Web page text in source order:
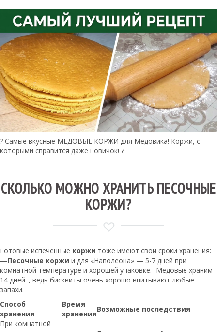
? Самые вкусные МЕДОВЫЕ КОРЖИ для Медовика! Коржи, с
которыми справится даже новичок! ?
СКОЛЬКО МОЖНО ХРАНИТЬ ПЕСОЧНЫЕ
КОРЖИ?
Готовые испечённые коржи тоже имеют свои сроки хранения:
—Песочные коржи и для «Наполеона» — 5-7 дней при
комнатной температуре и хорошей упаковке. -Медовые храним
14 дней. , ведь бисквиты очень хорошо впитывают любые
запахи.
Способ
хранения
Время
хранения
Возможные последствия
При комнатной